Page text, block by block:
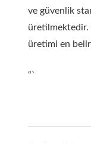
ve güvenlik
üretilmektedir.
üretimi en
“`